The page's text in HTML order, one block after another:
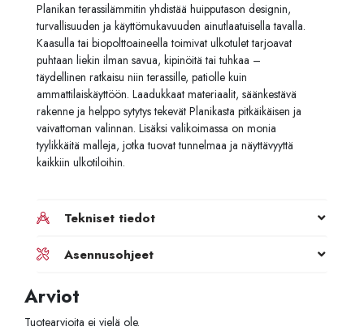
Planikan terassilämmitin yhdistää huipputason designin,
turvallisuuden ja käyttömukavuuden ainutlaatuisella tavalla.
Kaasulla tai biopolttoaineella toimivat ulkotulet tarjoavat
puhtaan liekin ilman savua, kipinöitä tai tuhkaa –
täydellinen ratkaisu niin terassille, patiolle kuin
ammattilaiskäyttöön. Laadukkaat materiaalit, säänkestävä
rakenne ja helppo sytytys tekevät Planikasta pitkäikäisen ja
vaivattoman valinnan. Lisäksi valikoimassa on monia
tyylikkäitä malleja, jotka tuovat tunnelmaa ja näyttävyyttä
kaikkiin ulkotiloihin.
Tekniset tiedot
Asennusohjeet
Arviot
Tuotearvioita ei vielä ole.